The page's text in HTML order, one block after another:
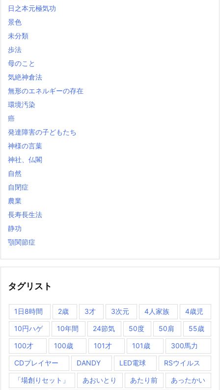
日之本元極気功
景色
未分類
歩法
母のこと
気絶神倉法
無形のエネルギーの存在
環境汚染
癌
発達障害の子どもたち
神様の言葉
神社、仏閣
自然
自閉症
農業
長寿長生法
静功
顎関節症
タグリスト
1日8時間 2歳 3才 3次元 4人家族 4歳児
10円ハゲ 10年間 24節気 50度 50肩 55歳
100才 100歳 101才 101歳 300馬力
CDプレイヤー DANDY LED電球 RSウイルス
「場創りセット」 あおいとり あたり前 あったかい